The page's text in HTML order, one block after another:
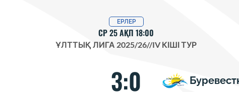
ЕРЛЕР
СР 25 АҚП 18:00
ҰЛТТЫҚ ЛИГА 2025/26//IV КІШІ ТУР
3:0